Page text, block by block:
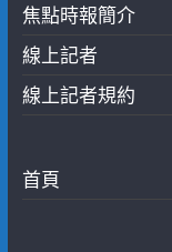
焦點時報簡介
線上記者
線上記者規約
首頁